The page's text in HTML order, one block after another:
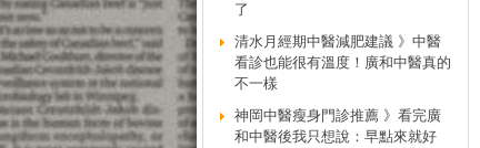
了
清水月經期中醫減肥建議 》中醫
看診也能很有溫度！廣和中醫真的
不一樣
神岡中醫瘦身門診推薦 》看完廣
和中醫後我只想說：早點來就好